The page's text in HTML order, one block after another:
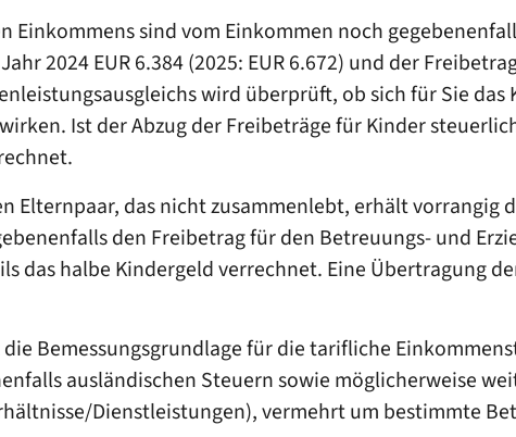
sind vom Einkommen noch
2024 EUR 6.384 (2025: EUR 6.672) und der
wird überprüft, ob sich für Sie
Ist der Abzug der Freibeträge für Kinder
das nicht zusammenlebt, erhält vorrangig
den Freibetrag für den Betreuungs- und
das halbe Kindergeld verrechnet. Eine Übertragung
Bemessungsgrundlage für die tarifliche
ausländischen Steuern sowie möglicherweise
Dienstleistungen), vermehrt um bestimmte